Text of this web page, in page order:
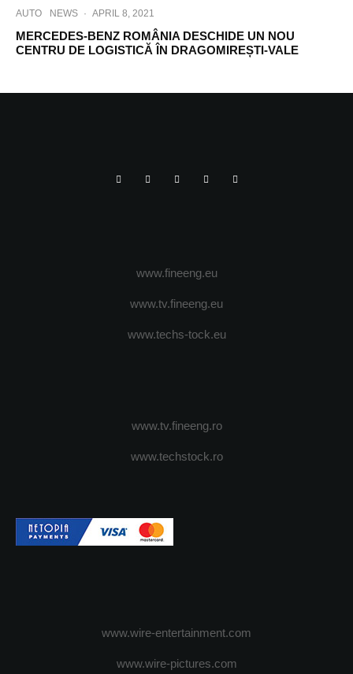
AUTO NEWS · APRIL 8, 2021
MERCEDES-BENZ ROMÂNIA DESCHIDE UN NOU
CENTRU DE LOGISTICĂ ÎN DRAGOMIREȘTI-VALE
www.fineeng.eu
www.tv.fineeng.eu
www.techs-tock.eu
www.tv.fineeng.ro
www.techstock.ro
www.wire-entertainment.com
www.wire-pictures.com